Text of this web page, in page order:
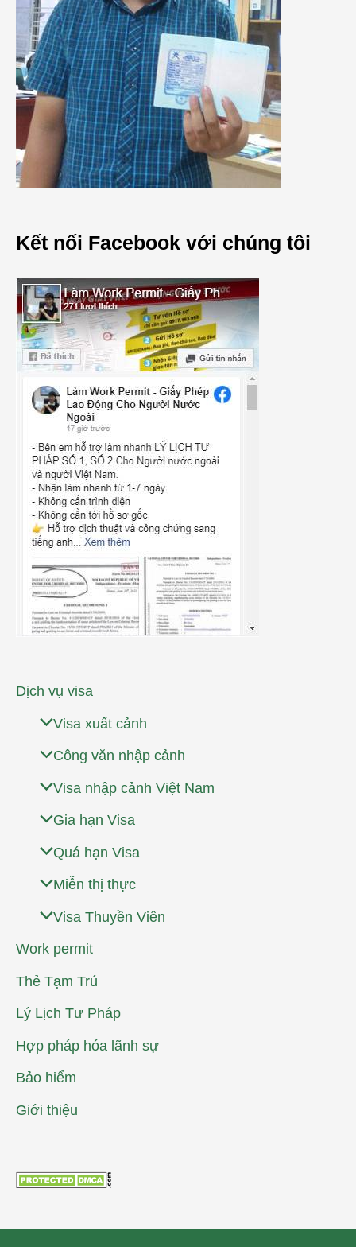
Kết nối Facebook với chúng tôi
Dịch vụ visa
Visa xuất cảnh
Công văn nhập cảnh
Visa nhập cảnh Việt Nam
Gia hạn Visa
Quá hạn Visa
Miễn thị thực
Visa Thuyền Viên
Work permit
Thẻ Tạm Trú
Lý Lịch Tư Pháp
Hợp pháp hóa lãnh sự
Bảo hiểm
Giới thiệu